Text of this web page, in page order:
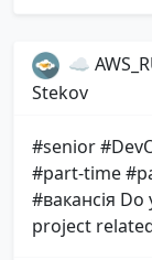
☁️
Stekov
#senior
#part-time
#вакансія
project